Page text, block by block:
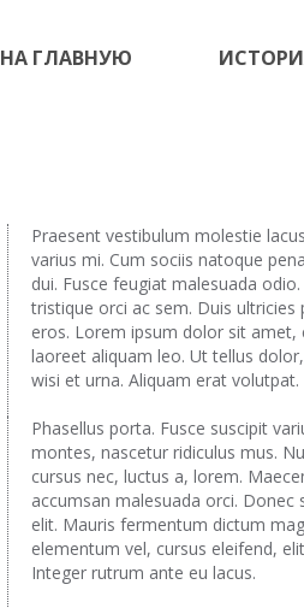
НА ГЛАВНУЮ
Praesent vestibulum molestie
varius mi. Cum sociis natoque
dui. Fusce feugiat malesuada
tristique orci ac sem. Duis
eros. Lorem ipsum dolor sit amet,
laoreet aliquam leo. Ut tellus
wisi et urna. Aliquam erat
Phasellus porta. Fusce suscipit
montes, nascetur ridiculus mus.
cursus nec, luctus a, lorem.
accumsan malesuada orci.
elit. Mauris fermentum dictum
elementum vel, cursus eleifend,
Integer rutrum ante eu lacus.